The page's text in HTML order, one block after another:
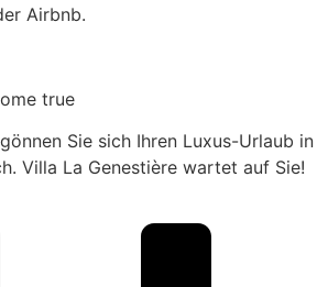
Airbnb.
true
Sie sich Ihren Luxus-Urlaub in
Villa La Genestière wartet auf Sie!